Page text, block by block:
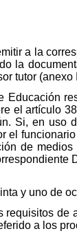
a la
la
tutor
el artículo
Si, en uso
el
de
y uno de
de
a los